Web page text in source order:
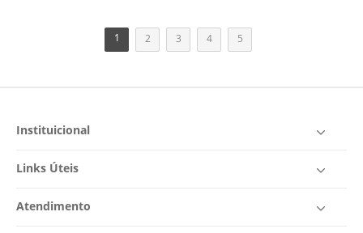
1 2 3 4 5
Instituicional
Links Úteis
Atendimento